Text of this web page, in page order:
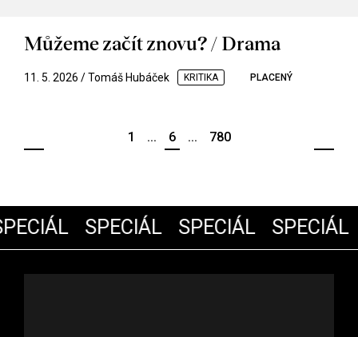
Můžeme začít znovu? / Drama
11. 5. 2026 / Tomáš Hubáček KRITIKA PLACENÝ
1 ... 6 ... 780
SPECIÁL SPECIÁL SPECIÁL